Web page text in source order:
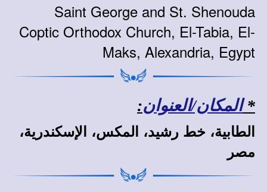
Saint George and St. Shenouda
Coptic Orthodox Church, El-Tabia, El-
Maks, Alexandria, Egypt
*المكان/العنوان:
الطابية، خط رشيد، المكس، الإسكندرية،
مصر